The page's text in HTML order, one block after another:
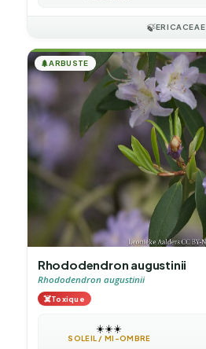
🍃ERICACEAE
🌲ARBUSTE
Rhododendron augustinii
Rhododendron augustinii
☠️Toxique
☀️☀️☀️
SOLEIL / MI-OMBRE